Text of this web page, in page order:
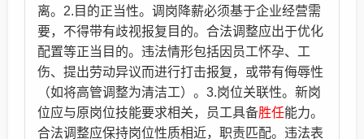
离。2.目的正当性。调岗降薪必须基于企业经营需
要，不得带有歧视报复目的。合法调整应出于优化
配置等正当目的。违法情形包括因员工怀孕、工
伤、提出劳动异议而进行打击报复，或带有侮辱性
（如将高管调整为清洁工）。3.岗位关联性。新岗
位应与原岗位技能要求相关，员工具备胜任能力。
合法调整应保持岗位性质相近，职责匹配。违法表